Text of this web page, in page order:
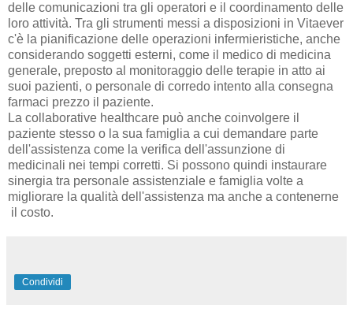
delle comunicazioni tra gli operatori e il coordinamento delle
loro attività. Tra gli strumenti messi a disposizioni in Vitaever
c'è la pianificazione delle operazioni infermieristiche, anche
considerando soggetti esterni, come il medico di medicina
generale, preposto al monitoraggio delle terapie in atto ai
suoi pazienti, o personale di corredo intento alla consegna
farmaci prezzo il paziente.
La collaborative healthcare può anche coinvolgere il
paziente stesso o la sua famiglia a cui demandare parte
dell'assistenza come la verifica dell'assunzione di
medicinali nei tempi corretti. Si possono quindi instaurare
sinergia tra personale assistenziale e famiglia volte a
migliorare la qualità dell'assistenza ma anche a contenerne
il costo.
Condividi